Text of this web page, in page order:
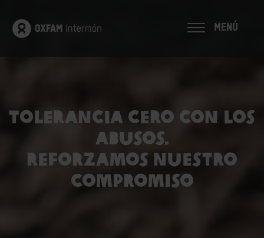
MENÚ
TOLERANCIA CERO CON LOS
ABUSOS.
REFORZAMOS NUESTRO
COMPROMISO